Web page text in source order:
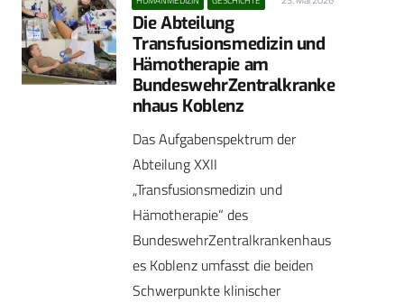
Die Abteilung
Transfusionsmedizin und
Hämotherapie am
BundeswehrZentralkranke
nhaus Koblenz
Das Aufgabenspektrum der
Abteilung XXII
„Transfusionsmedizin und
Hämotherapie“ des
BundeswehrZentralkrankenhaus
es Koblenz umfasst die beiden
Schwerpunkte klinischer